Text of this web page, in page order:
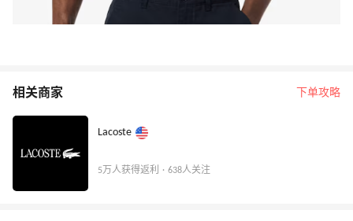
相关商家 下单攻略
Lacoste
5万人获得返利 · 638人关注